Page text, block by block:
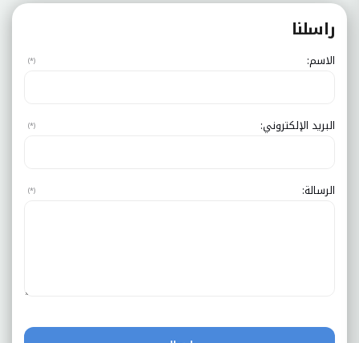
راسلنا
الاسم: (*)
البريد الإلكتروني: (*)
الرسالة: (*)